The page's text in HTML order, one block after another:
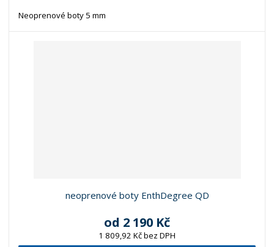
Neoprenové boty 5 mm
neoprenové boty EnthDegree QD
od 2 190 Kč
1 809,92 Kč bez DPH